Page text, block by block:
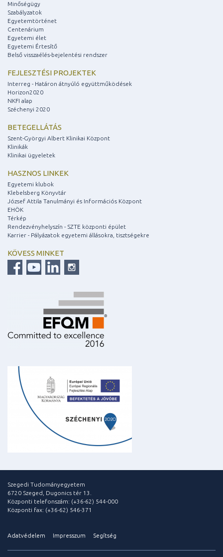
Minőségügy
Szabályzatok
Egyetemtörténet
Centenárium
Egyetemi élet
Egyetemi Értesítő
Belső visszaélés-bejelentési rendszer
FEJLESZTÉSI PROJEKTEK
Interreg - Határon átnyúló együttműködések
Horizon2020
NKFI alap
Széchenyi 2020
BETEGELLÁTÁS
Szent-Györgyi Albert Klinikai Központ
Klinikák
Klinikai ügyeletek
HASZNOS LINKEK
Egyetemi klubok
Klebelsberg Könyvtár
József Attila Tanulmányi és Információs Központ
EHÖK
Térkép
Rendezvényhelyszín - SZTE központi épület
Karrier - Pályázatok egyetemi állásokra, tisztségekre
KÖVESS MINKET
Szegedi Tudományegyetem
6720 Szeged, Dugonics tér 13.
Központi telefonszám: (+36-62) 544-000
Központi fax: (+36-62) 546-371
Adatvédelem Impresszum Segítség